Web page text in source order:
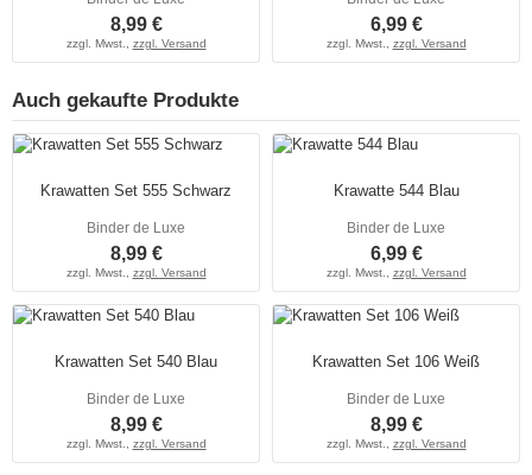
8,99 €
zzgl. Mwst., zzgl. Versand
6,99 €
zzgl. Mwst., zzgl. Versand
Auch gekaufte Produkte
Krawatten Set 555 Schwarz
Binder de Luxe
8,99 €
zzgl. Mwst., zzgl. Versand
Krawatte 544 Blau
Binder de Luxe
6,99 €
zzgl. Mwst., zzgl. Versand
Krawatten Set 540 Blau
Binder de Luxe
8,99 €
zzgl. Mwst., zzgl. Versand
Krawatten Set 106 Weiß
Binder de Luxe
8,99 €
zzgl. Mwst., zzgl. Versand